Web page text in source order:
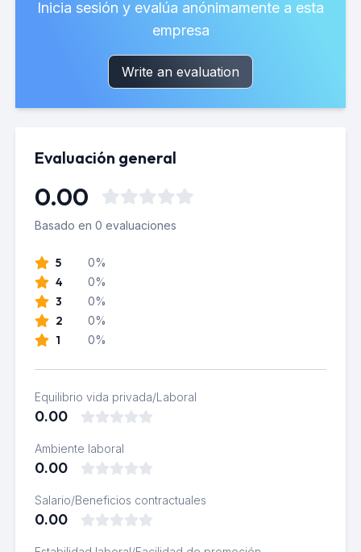
Inicia sesión y evalúa anónimamente a esta
empresa
Write an evaluation
Evaluación general
0.00
Basado en 0 evaluaciones
5 0%
4 0%
3 0%
2 0%
1 0%
Equilibrio vida privada/Laboral
0.00
Ambiente laboral
0.00
Salario/Beneficios contractuales
0.00